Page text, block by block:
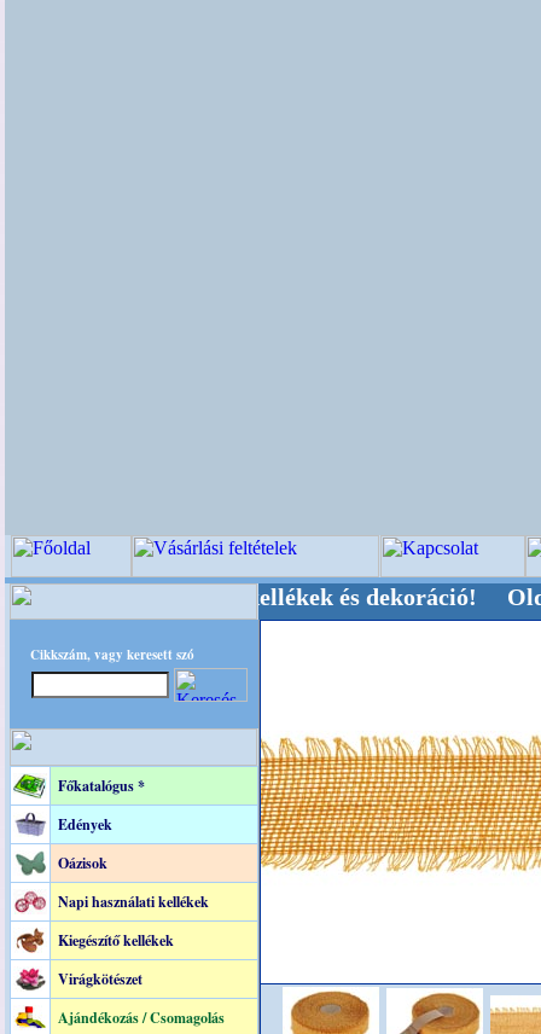
Cikkszám, vagy keresett szó
Főkatalógus *
Edények
Oázisok
Napi használati kellékek
Kiegészítő kellékek
Virágkötészet
Ajándékozás / Csomagolás
, Kegyeleti-kellékek és dekoráció!